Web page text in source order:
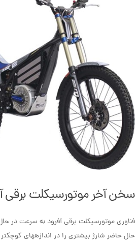
سخن آخر موتورسیکلت برقی
فناوری موتورسیکلت برقی آفرود به سرعت در
حال حاضر شارژ بیشتری را در اندازه­های